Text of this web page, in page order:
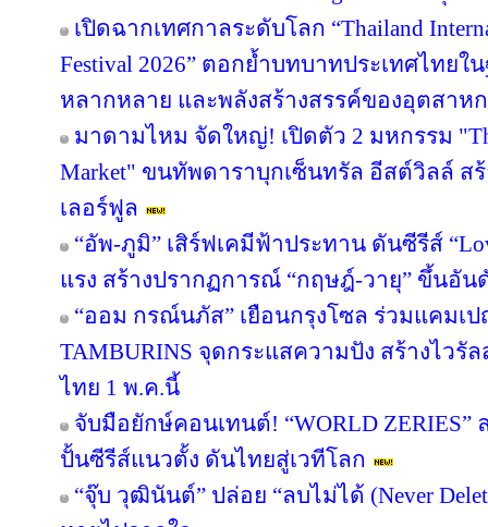
เปิดฉากเทศกาลระดับโลก “Thailand
Festival 2026” ตอกย้ำบทบาทประเทศไทย
หลากหลาย และพลังสร้างสรรค์ของอุตสาห
มาดามไหม จัดใหญ่! เปิดตัว 2 มหกรรม
Market" ขนทัพดาราบุกเซ็นทรัล อีสต์วิลล์
เลอร์ฟูล
“อัพ-ภูมิ” เสิร์ฟเคมีฟ้าประทาน ดันซีรีส์
แรง สร้างปรากฏการณ์ “กฤษฎ์-วายุ” ขึ้นอั
“ออม กรณ์นภัส” เยือนกรุงโซล ร่วมแคมเป
TAMBURINS จุดกระแสความปัง สร้างไวรั
ไทย 1 พ.ค.นี้
จับมือยักษ์คอนเทนต์! “WORLD ZERIES”
ปั้นซีรีส์แนวตั้ง ดันไทยสู่เวทีโลก
“จุ๊บ วุฒินันต์” ปล่อย “ลบไม่ได้ (Never